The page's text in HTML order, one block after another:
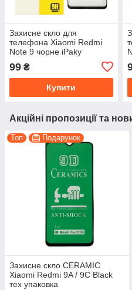
Захисне скло для
телефона Xiaomi Redmi
Note 9 чорне iPaky
99 ₴
Купити
Акційні пропозиції та
Топ Подарунок
Захисне скло CERAMIC
Xiaomi Redmi 9A / 9C Black
тех упаковка